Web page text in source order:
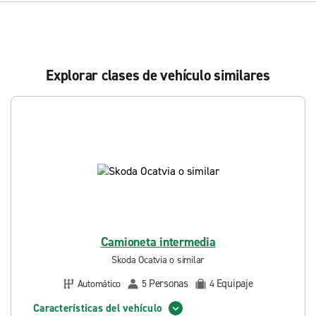
Explorar clases de vehículo similares
Camioneta intermedia
Skoda Ocatvia o similar
Automático
5 Personas 4 Equipaje
Características del vehículo